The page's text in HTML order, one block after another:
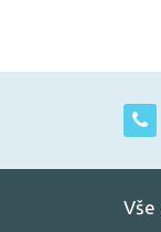
Vše